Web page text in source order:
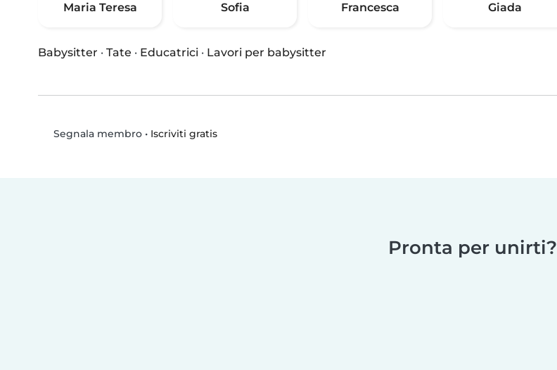
Maria Teresa Sofia Francesca Giada
Babysitter · Tate · Educatrici · Lavori per babysitter
Segnala membro• Iscriviti gratis
Pronta per unirti?